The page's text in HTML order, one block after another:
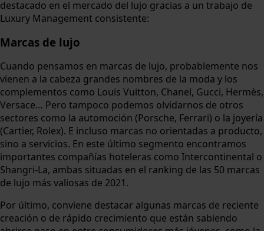
destacado en el mercado del lujo gracias a un trabajo de
Luxury Management consistente:
Marcas de lujo
Cuando pensamos en marcas de lujo, probablemente nos
vienen a la cabeza grandes nombres de la moda y los
complementos como Louis Vuitton, Chanel, Gucci, Hermès,
Versace… Pero tampoco podemos olvidarnos de otros
sectores como la automoción (Porsche, Ferrari) o la joyería
(Cartier, Rolex). E incluso marcas no orientadas a producto,
sino a servicios. En este último segmento encontramos
importantes compañías hoteleras como Intercontinental o
Shangri-La, ambas situadas en el ranking de las 50 marcas
de lujo más valiosas de 2021.
Por último, conviene destacar algunas marcas de reciente
creación o de rápido crecimiento que están sabiendo